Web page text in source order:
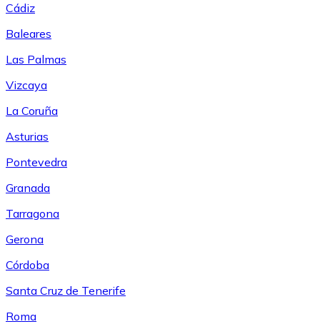
Cádiz
Baleares
Las Palmas
Vizcaya
La Coruña
Asturias
Pontevedra
Granada
Tarragona
Gerona
Córdoba
Santa Cruz de Tenerife
Roma